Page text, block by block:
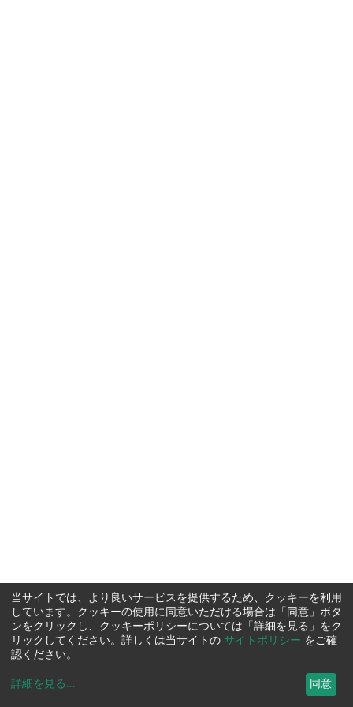
当サイトでは、より良いサービスを提供するため、クッキーを利用
しています。クッキーの使用に同意いただける場合は「同意」ボタ
ンをクリックし、クッキーポリシーについては「詳細を見る」をク
リックしてください。詳しくは当サイトの サイトポリシー をご確
認ください。
詳細を見る ... 同意